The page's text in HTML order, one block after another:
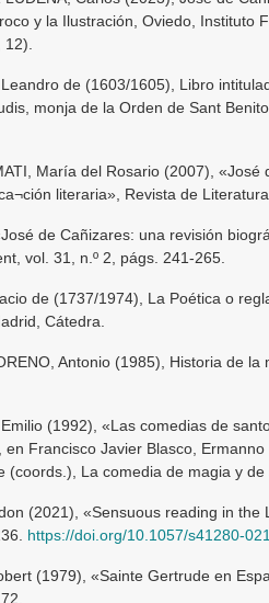
y la Ilustración, Oviedo, Instituto
de (1603/1605), Libro
monja de la Orden de Sant
María del Rosario (2007),
literaria», Revista de
de Cañizares: una revisión
vol. 31, n.º 2, págs. 241-265.
de (1737/1974), La Poética o
Cátedra.
Antonio (1985), Historia de
Emilio (1992), «Las comedias de
en Francisco Javier Blasco,
(coords.), La comedia de magia y
(2021), «Sensuous reading in the
https://doi.org/10.1057/s41280-
(1979), «Sainte Gertrude en